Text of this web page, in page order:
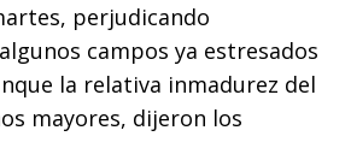
perjudicando
campos ya estresados
la relativa inmadurez del
mayores, dijeron los